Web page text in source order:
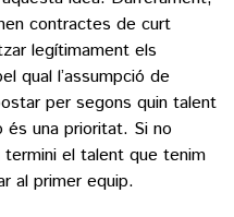
contractes de curt
legítimament els
qual l’assumpció de
per segons quin talent
és una prioritat. Si no
el talent que tenim
al primer equip.